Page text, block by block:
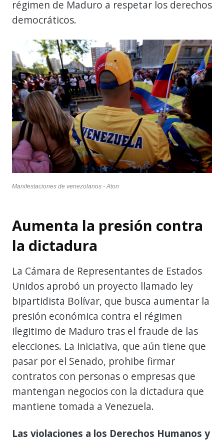
régimen de Maduro a respetar los derechos
democráticos.
Manifestaciones de venezolanos - Aton
Aumenta la presión contra
la dictadura
La Cámara de Representantes de Estados
Unidos aprobó un proyecto llamado ley
bipartidista Bolívar, que busca aumentar la
presión económica contra el régimen
ilegitimo de Maduro tras el fraude de las
elecciones. La iniciativa, que aún tiene que
pasar por el Senado, prohibe firmar
contratos con personas o empresas que
mantengan negocios con la dictadura que
mantiene tomada a Venezuela.
Las violaciones a los Derechos Humanos y